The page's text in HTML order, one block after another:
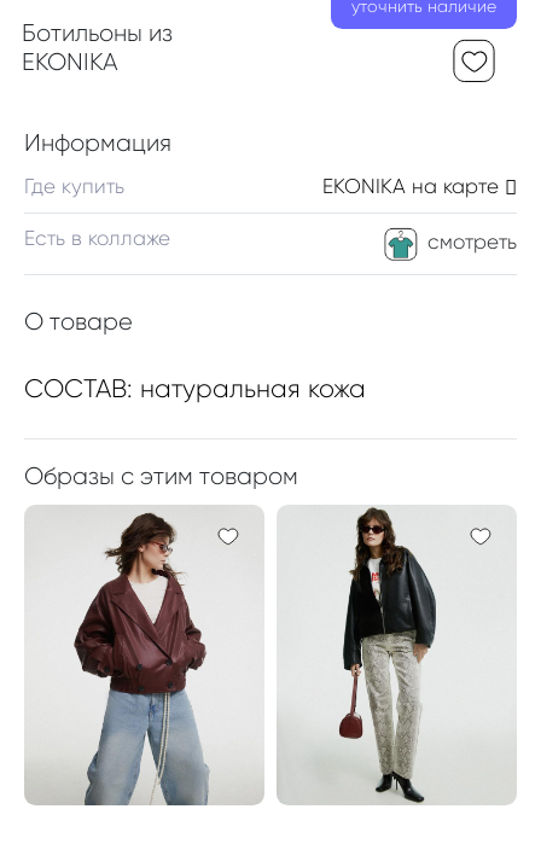
Ботильоны из
EKONIKA
уточнить наличие
Информация
EKONIKA на карте
Где купить
смотреть
Есть в коллаже
О товаре
СОСТАВ: натуральная кожа
Образы с этим товаром